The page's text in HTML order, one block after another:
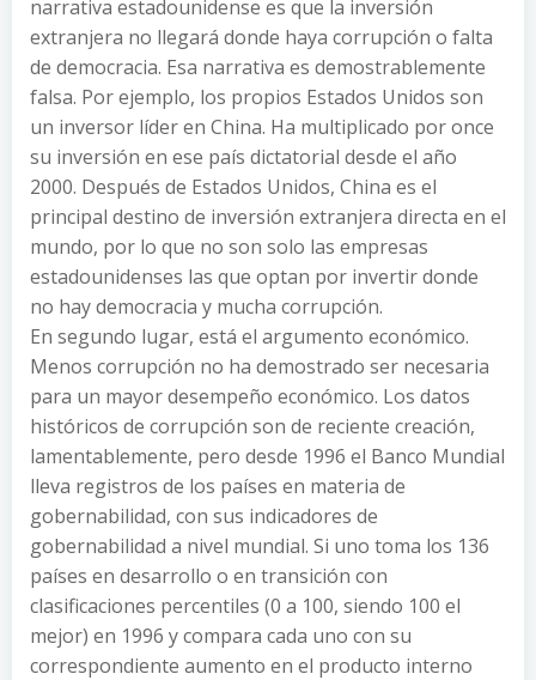
narrativa estadounidense es que la inversión
extranjera no llegará donde haya corrupción o falta
de democracia. Esa narrativa es demostrablemente
falsa. Por ejemplo, los propios Estados Unidos son
un inversor líder en China. Ha multiplicado por once
su inversión en ese país dictatorial desde el año
2000. Después de Estados Unidos, China es el
principal destino de inversión extranjera directa en el
mundo, por lo que no son solo las empresas
estadounidenses las que optan por invertir donde
no hay democracia y mucha corrupción.
En segundo lugar, está el argumento económico.
Menos corrupción no ha demostrado ser necesaria
para un mayor desempeño económico. Los datos
históricos de corrupción son de reciente creación,
lamentablemente, pero desde 1996 el Banco Mundial
lleva registros de los países en materia de
gobernabilidad, con sus indicadores de
gobernabilidad a nivel mundial. Si uno toma los 136
países en desarrollo o en transición con
clasificaciones percentiles (0 a 100, siendo 100 el
mejor) en 1996 y compara cada uno con su
correspondiente aumento en el producto interno